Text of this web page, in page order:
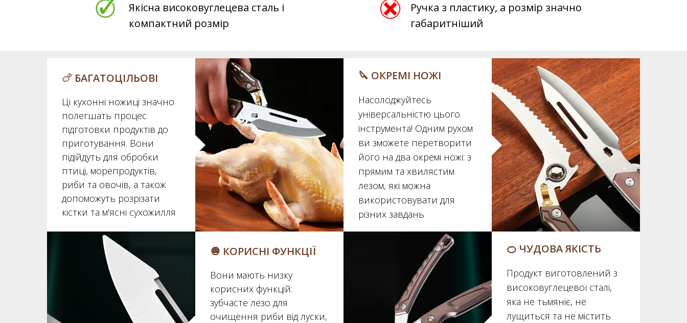
Якісна високовуглецева сталь і
компактний розмір
Ручка з пластику, а розмір значно
габаритніший
🍗 БАГАТОЦІЛЬОВІ
Ці кухонні ножиці значно
полегшать процес
підготовки продуктів до
приготування. Вони
підійдуть для обробки
птиці, морепродуктів,
риби та овочів, а також
допоможуть розрізати
кістки та м'ясні сухожилля
🔪️ ОКРЕМІ НОЖІ
Насолоджуйтесь
універсальністю цього
інструмента! Одним рухом
ви зможете перетворити
його на два окремі ножі: з
прямим та хвилястим
лезом, які можна
використовувати для
різних завдань
🧅 КОРИСНІ ФУНКЦІЇ
Вони мають низку
корисних функцій:
зубчасте лезо для
очищення риби від луски,
🍊 ЧУДОВА ЯКІСТЬ
Продукт виготовлений з
високовуглецевої сталі,
яка не тьмяніє, не
лущиться та не містить